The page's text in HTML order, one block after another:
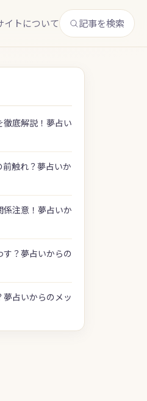
イトについて 記事を検索
徹底解説！夢占い
触れ？夢占いか
係注意！夢占いか
？夢占いからの
占いからのメッ